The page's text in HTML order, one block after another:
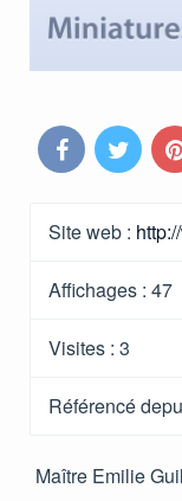
Site web :
Affichages : 47
Visites : 3
Référencé
Maître Emilie